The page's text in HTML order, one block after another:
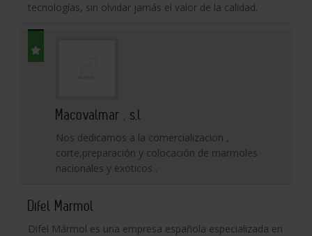
tecnologías, sin olvidar jamás el valor de la calidad.
Macovalmar . s.l
Nos dedicamos a la comercializacion ,
corte,preparación y colocación de marmoles
nacionales y exoticos .
Difel Marmol
Difel Mármol es una empresa española especializada en